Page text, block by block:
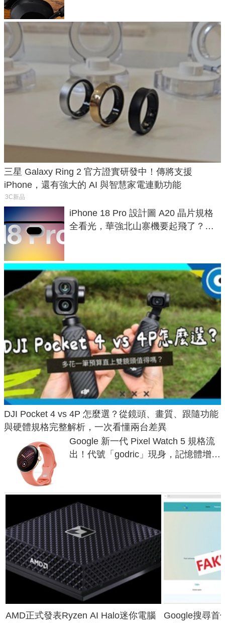
三星 Galaxy Ring 2 官方證實研發中！傳將支援
iPhone，還有強大的 AI 與智慧家電連動功能
3C新品
iPhone 18 Pro 設計圖 A20 晶片規格
全看光，華強北山寨機要起飛了？專
DJI Pocket 4 vs 4P 怎麼選？從鏡頭、畫質、跟隨功能
與硬體規格完整解析，一次看懂兩台差異
Google 新一代 Pixel Watch 5 規格流
出！代號「godric」現身，記憶體增強
AMD正式發表Ryzen AI Halo迷你電腦
Google搜尋首